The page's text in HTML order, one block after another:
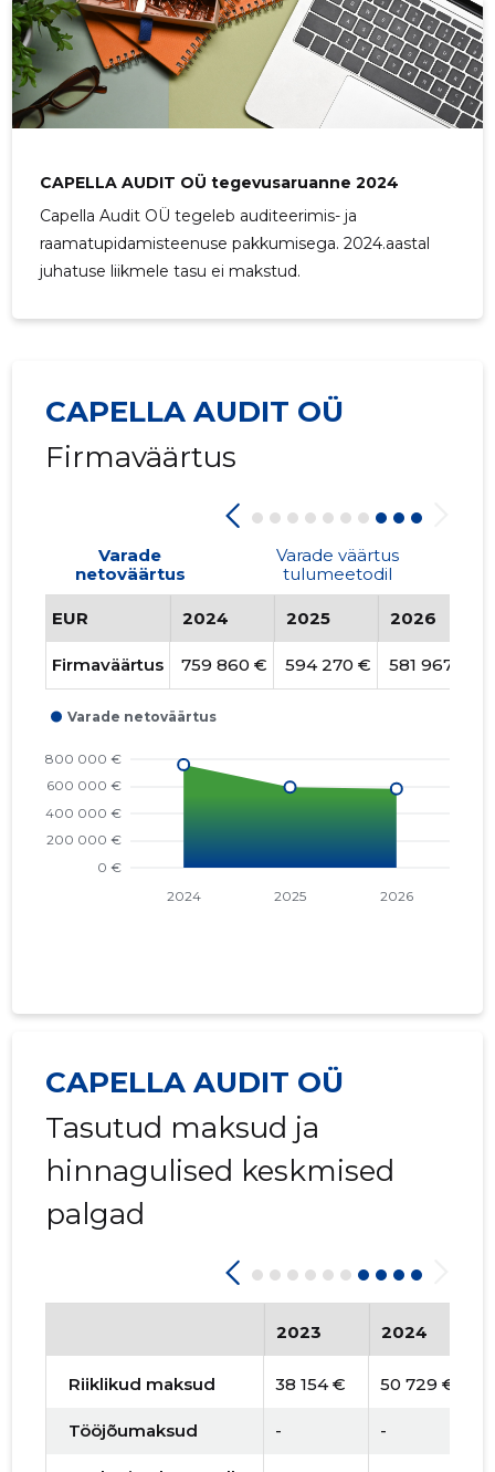
CAPELLA AUDIT OÜ tegevusaruanne 2024
Capella Audit OÜ tegeleb auditeerimis- ja
raamatupidamisteenuse pakkumisega. 2024.aastal
juhatuse liikmele tasu ei makstud.
CAPELLA AUDIT OÜ
Firmaväärtus
Varade
netoväärtus
Varade väärtus
tulumeetodil
EUR 2024 2025 2026
Firmaväärtus 759 860 € 594 270 € 581 967 €
CAPELLA AUDIT OÜ
Tasutud maksud ja
hinnagulised keskmised
palgad
2023 2024
Riiklikud maksud 38 154 € 50 729 €
Tööjõumaksud - -